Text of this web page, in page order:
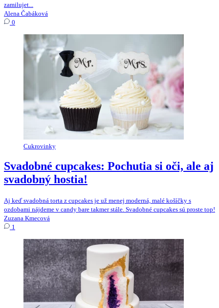
zamilujet...
Alena Čabáková
0
Cukrovinky
Svadobné cupcakes: Pochutia si oči, ale aj
svadobný hostia!
Aj keď svadobná torta z cupcakes je už menej moderná, malé košíčky s
ozdobami nájdeme v candy bare takmer stále. Svadobné cupcakes sú proste top!
Zuzana Kmecová
1